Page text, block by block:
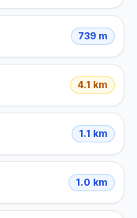
739 m
4.1 km
1.1 km
1.0 km